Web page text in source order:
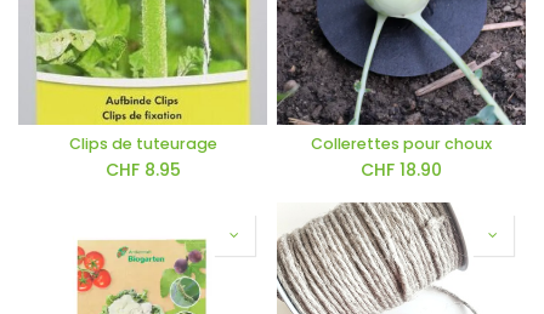
Clips de tuteurage
CHF 8.95
Collerettes pour choux
CHF 18.90